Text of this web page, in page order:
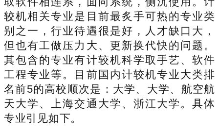
较机相关专业是目前最炙手可热的专业类
别之一，行业待遇很是好，人才缺口大，
但也有工做压力大、更新换代快的问题。
其包含的专业有计较机科学取手艺、软件
工程专业等。目前国内计较机专业大类排
名前5的高校顺次是：大学、大学、航空航
天大学、上海交通大学、浙江大学。具体
专业引见如下。